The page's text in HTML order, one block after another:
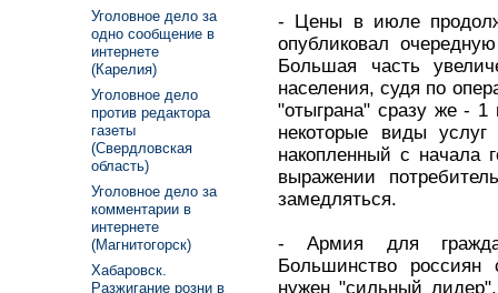
- Цены в июле
опубликовал
Большая часть
населения, судя по
"отыграна" сразу же -
некоторые виды
накопленный с начала
выражении
замедляться.
- Армия для
Большинство россиян
нужен "сильный
Уголовное дело за
одно сообщение в
интернете
(Карелия)
Уголовное дело
против редактора
газеты
(Свердловская
область)
Уголовное дело за
комментарии в
интернете
(Магнитогорск)
Хабаровск.
Разжигание розни в